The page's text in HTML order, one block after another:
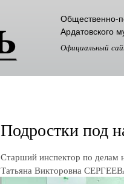
Общественно-
Ардатовского
Официальный
Подростки под
Старший инспектор по делам
Татьяна Викторовна